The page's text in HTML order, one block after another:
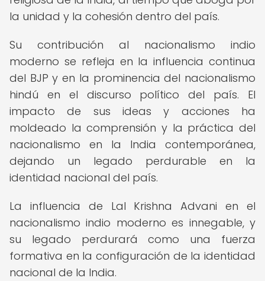
la unidad y la cohesión dentro del país.
Su contribución al nacionalismo indio
moderno se refleja en la influencia continua
del BJP y en la prominencia del nacionalismo
hindú en el discurso político del país. El
impacto de sus ideas y acciones ha
moldeado la comprensión y la práctica del
nacionalismo en la India contemporánea,
dejando un legado perdurable en la
identidad nacional del país.
La influencia de Lal Krishna Advani en el
nacionalismo indio moderno es innegable, y
su legado perdurará como una fuerza
formativa en la configuración de la identidad
nacional de la India.